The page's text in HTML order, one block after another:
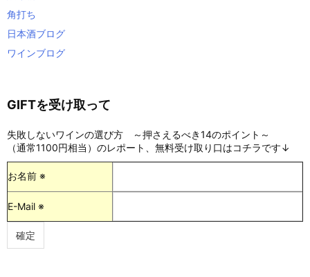
角打ち
日本酒ブログ
ワインブログ
GIFTを受け取って
失敗しないワインの選び方 ～押さえるべき14のポイント～
（通常1100円相当）のレポート、無料受け取り口はコチラです↓
お名前 ※
E-Mail ※